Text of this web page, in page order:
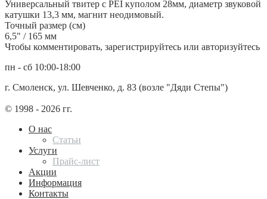
Универсальный твитер с PEI куполом 28мм, диаметр звуковой
катушки 13,3 мм, магнит неодимовый.
Точный размер (см)
6,5" / 165 мм
Чтобы комментировать, зарегистрируйтесь или авторизуйтесь
пн - сб 10:00-18:00
г. Смоленск, ул. Шевченко, д. 83 (возле "Дяди Степы")
© 1998 - 2026 гг.
О нас
Статьи
Услуги
Прайс-лист
Акции
Информация
Контакты